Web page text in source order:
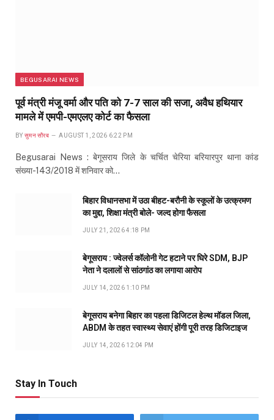
BEGUSARAI NEWS
पूर्व मंत्री मंजू वर्मा और पति को 7-7 साल की सजा, अवैध हथियार
मामले में एमपी-एमएलए कोर्ट का फैसला
BY सुमन सौरब AUGUST 1, 2026 6:22 PM
Begusarai News : बेगूसराय जिले के चर्चित चेरिया बरियारपुर थाना कांड
संख्या-143/2018 में शनिवार को…
बिहार विधानसभा में उठा बीहट-बरौनी के स्कूलों के उत्क्रमण
का मुद्दा, शिक्षा मंत्री बोले- जल्द होगा फैसला
JULY 21, 2026 4:18 PM
बेगूसराय : ज्वेलर्स कॉलोनी गेट हटाने पर घिरे SDM, BJP
नेता ने दलालों से सांठगांठ का लगाया आरोप
JULY 14, 2026 1:10 PM
बेगूसराय बनेगा बिहार का पहला डिजिटल हेल्थ मॉडल जिला,
ABDM के तहत स्वास्थ्य सेवाएं होंगी पूरी तरह डिजिटाइज
JULY 14, 2026 12:04 PM
Stay In Touch